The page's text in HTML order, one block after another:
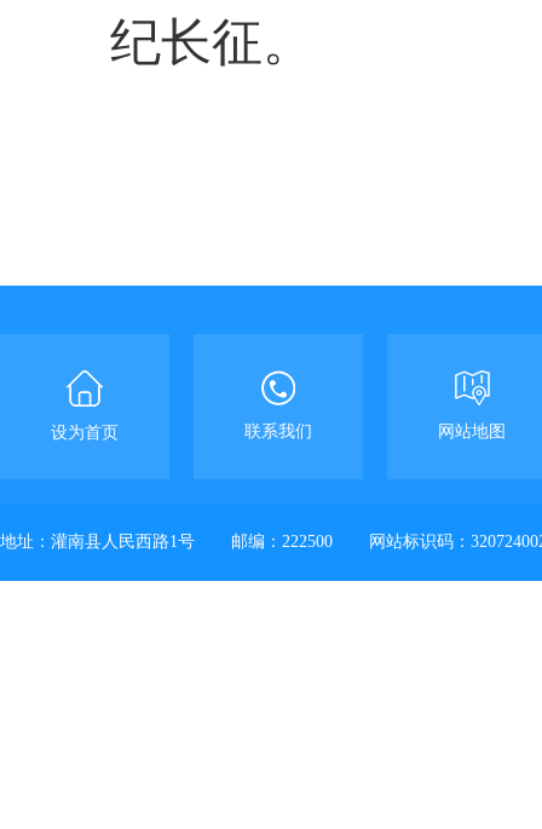
纪长征。
设为首页 联系我们 网站地图
地址：灌南县人民西路1号 邮编：222500 网站标识码：